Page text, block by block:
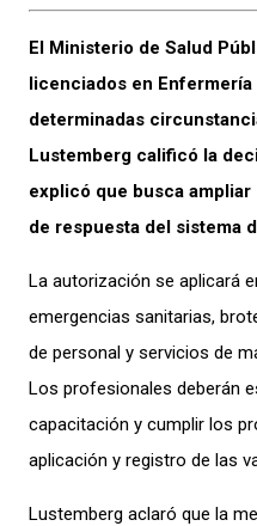
El Ministerio de Salud
licenciados en
determinadas
Lustemberg calificó la
explicó que busca
de respuesta del sistema
La autorización se aplicará
emergencias sanitarias,
de personal y servicios de
Los profesionales deberán
capacitación y cumplir los
aplicación y registro de las
Lustemberg aclaró que la